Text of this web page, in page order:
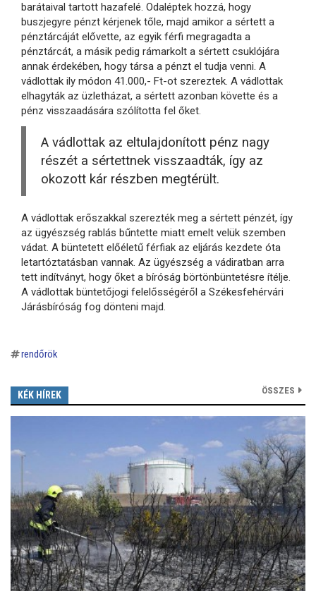
barátaival tartott hazafelé. Odaléptek hozzá, hogy
buszjegyre pénzt kérjenek tőle, majd amikor a sértett a
pénztárcáját elővette, az egyik férfi megragadta a
pénztárcát, a másik pedig rámarkolt a sértett csuklójára
annak érdekében, hogy társa a pénzt el tudja venni. A
vádlottak ily módon 41.000,- Ft-ot szereztek. A vádlottak
elhagyták az üzletházat, a sértett azonban követte és a
pénz visszaadására szólította fel őket.
A vádlottak az eltulajdonított pénz nagy
részét a sértettnek visszaadták, így az
okozott kár részben megtérült.
A vádlottak erőszakkal szerezték meg a sértett pénzét, így
az ügyészség rablás bűntette miatt emelt velük szemben
vádat. A büntetett előéletű férfiak az eljárás kezdete óta
letartóztatásban vannak. Az ügyészség a vádiratban arra
tett indítványt, hogy őket a bíróság börtönbüntetésre ítélje.
A vádlottak büntetőjogi felelősségéről a Székesfehérvári
Járásbíróság fog dönteni majd.
rendőrök
KÉK HÍREK ÖSSZES